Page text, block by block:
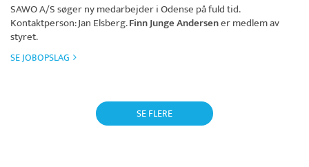
SAWO A/Ssøger ny medarbejder i Odense på fuld tid.
Kontaktperson: Jan Elsberg.Finn Junge Andersener medlem av
styret.
SE JOBOPSLAG
SE FLERE